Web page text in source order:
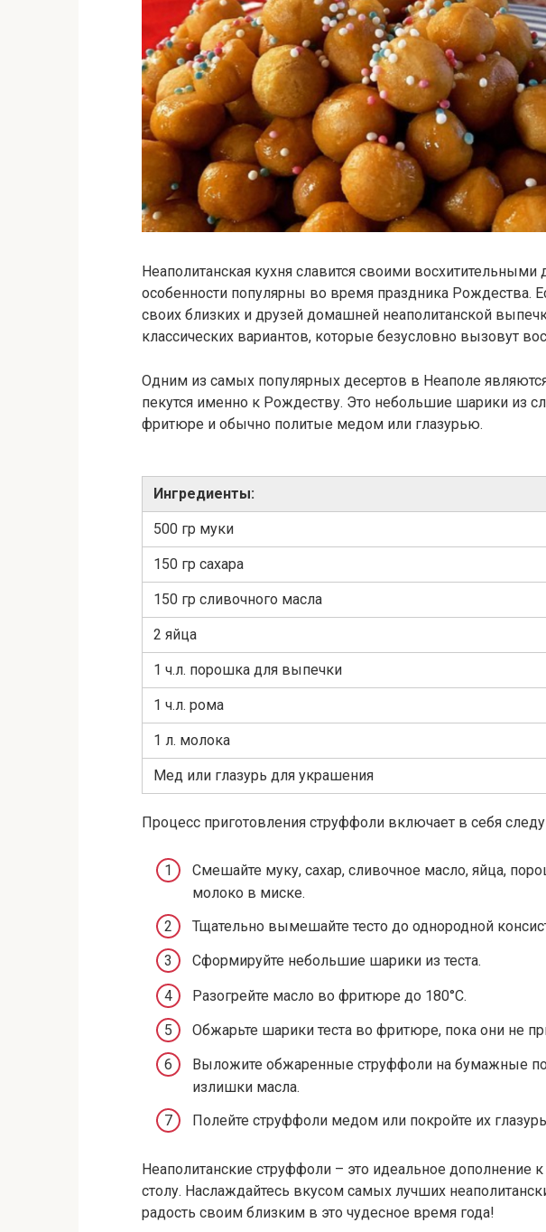
Неаполитанская кухня славится своими восхитительными
особенности популярны во время праздника Рождества.
своих близких и друзей домашней неаполитанской
классических вариантов, которые безусловно вызовут
Одним из самых популярных десертов в Неаполе
пекутся именно к Рождеству. Это небольшие шарики из
фритюре и обычно политые медом или глазурью.
Ингредиенты:
500 гр муки
150 гр сахара
150 гр сливочного масла
2 яйца
1 ч.л. порошка для выпечки
1 ч.л. рома
1 л. молока
Мед или глазурь для украшения
Процесс приготовления струффоли включает в себя
Смешайте муку, сахар, сливочное масло, яйца,
молоко в миске.
Тщательно вымешайте тесто до однородной
Сформируйте небольшие шарики из теста.
Разогрейте масло во фритюре до 180°C.
Обжарьте шарики теста во фритюре, пока они не
Выложите обжаренные струффоли на бумажные
излишки масла.
Полейте струффоли медом или покройте их
Неаполитанские струффоли – это идеальное
столу. Наслаждайтесь вкусом самых лучших
радость своим близким в это чудесное время года!